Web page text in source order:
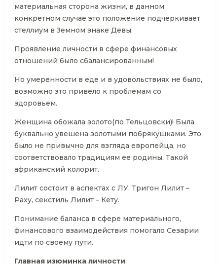
материальная сторона жизни, в данном
конкретном случае это положение подчеркивает
стеллиум в Земном знаке Девы.
Проявление личности в сфере финансовых
отношений было сбалансированным!
Но умеренности в еде и в удовольствиях не было,
возможно это привело к проблемам со
здоровьем.
Женщина обожала золото(по Тельцовски)! Была
буквально увешена золотыми побрякушками. Это
было не привычно для взгляда европейца, но
соответствовало традициям ее родины. Такой
африканский колорит.
Лилит состоит в аспектах с ЛУ. Тригон Лилит –
Раху, секстиль Лилит – Кету.
Понимание баланса в сфере материального,
финансового взаимодействия помогало Сезарии
идти по своему пути.
Главная изюминка личности